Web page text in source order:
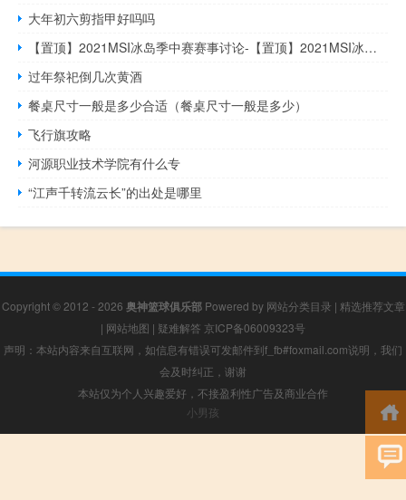
大年初六剪指甲好吗吗
【置顶】2021MSI冰岛季中赛赛事讨论-【置顶】2021MSI冰岛季中赛赛事讨论什么梗-「鲸吼社区」
过年祭祀倒几次黄酒
餐桌尺寸一般是多少合适（餐桌尺寸一般是多少）
飞行旗攻略
河源职业技术学院有什么专
“江声千转流云长”的出处是哪里
Copyright © 2012 - 2026 奥神篮球俱乐部Powered by 网站分类目录 | 精选推荐文章
| 网站地图 | 疑难解答 京ICP备06009323号
声明：本站内容来自互联网，如信息有错误可发邮件到f_fb#foxmail.com说明，我们
会及时纠正，谢谢
本站仅为个人兴趣爱好，不接盈利性广告及商业合作
小男孩